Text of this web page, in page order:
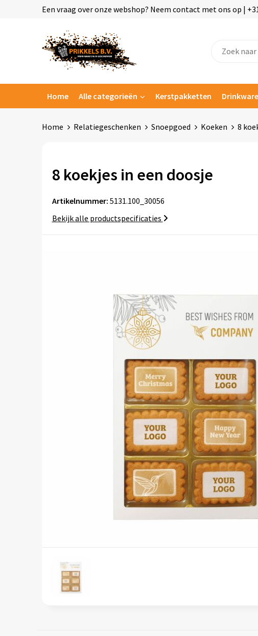
Een vraag over onze webshop? Neem contact met ons op |
Home Alle categorieën Kerstpakketten
Home Relatiegeschenken Snoepgoed Koeken 8
8 koekjes in een doosje
Artikelnummer: 5131.100_30056
Bekijk alle productspecificaties